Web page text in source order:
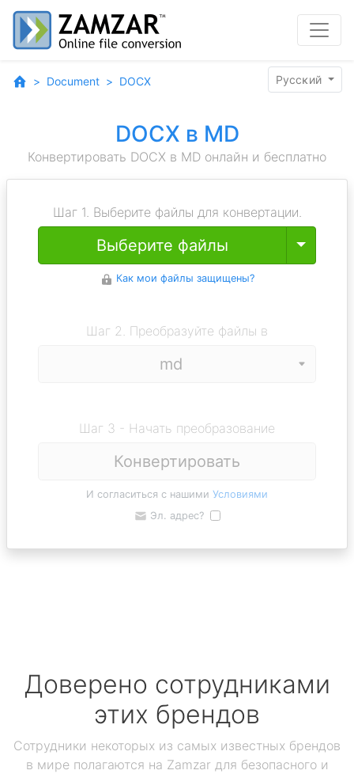
Document DOCX Pyccĸий
DOCX в MD
Конвертировать DOCX в MD онлайн и бесплатно
Шаг 1. Выберите файлы для конвертации.
Выберите файлы Toggle
Как мои файлы защищены?
Шаг 2. Преобразуйте файлы в
Шаг 3 - Начать преобразование
Конвертировать
И согласиться с нашими Условиями
Эл. адрес?
Доверено сотрудниками
этих брендов
Сотрудники некоторых из самых известных брендов
в мире полагаются на Zamzar для безопасного и